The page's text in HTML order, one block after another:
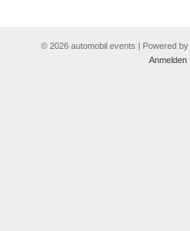
© 2026 automobil events | Powered by
Anmelden|